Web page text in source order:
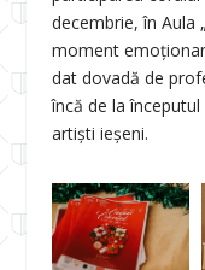
decembrie, în Aula
moment
dat dovadă de
încă de la
artiști ieșeni.